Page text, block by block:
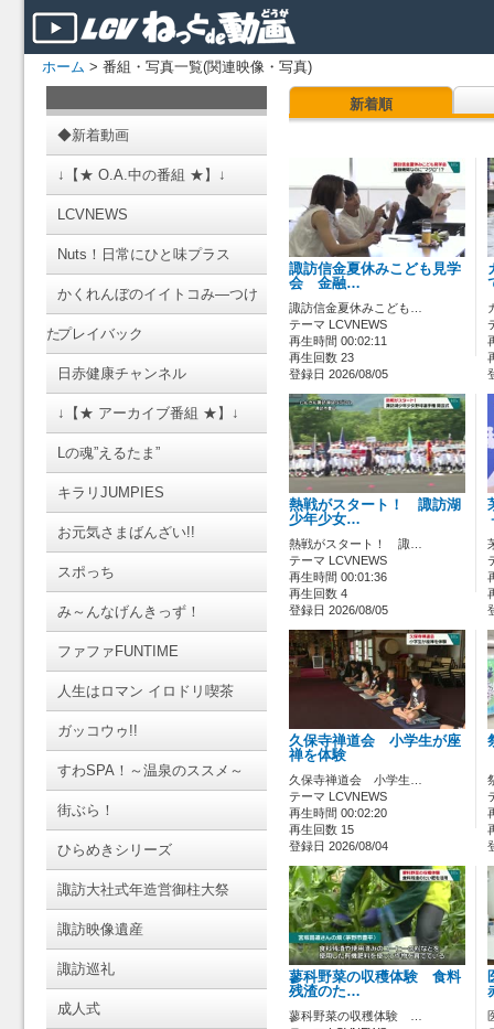
ホーム > 番組・写真一覧(関連映像・写真)
◆新着動画
↓【★ O.A.中の番組 ★】↓
LCVNEWS
Nuts！日常にひと味プラス
かくれんぼのイイトコみ―つけ
たプレイバック
日赤健康チャンネル
↓【★ アーカイブ番組 ★】↓
Lの魂”えるたま”
キラリJUMPIES
お元気さまばんざい!!
スポっち
み～んなげんきっず！
ファファFUNTIME
人生はロマン イロドリ喫茶
ガッコウゥ!!
すわSPA！～温泉のススメ～
街ぶら！
ひらめきシリーズ
諏訪大社式年造営御柱大祭
諏訪映像遺産
諏訪巡礼
成人式
新着順
諏訪信金夏休みこども見学
会 金融…
諏訪信金夏休みこども…
テーマ LCVNEWS
再生時間 00:02:11
再生回数 23
登録日 2026/08/05
熱戦がスタート！ 諏訪湖
少年少女…
熱戦がスタート！ 諏…
テーマ LCVNEWS
再生時間 00:01:36
再生回数 4
登録日 2026/08/05
久保寺禅道会 小学生が座
禅を体験
久保寺禅道会 小学生…
テーマ LCVNEWS
再生時間 00:02:20
再生回数 15
登録日 2026/08/04
蓼科野菜の収穫体験 食料
残渣のた…
蓼科野菜の収穫体験 …